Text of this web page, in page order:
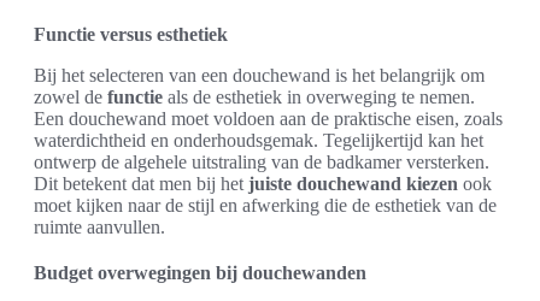
Functie versus esthetiek
Bij het selecteren van een douchewand is het belangrijk om
zowel de functie als de esthetiek in overweging te nemen.
Een douchewand moet voldoen aan de praktische eisen, zoals
waterdichtheid en onderhoudsgemak. Tegelijkertijd kan het
ontwerp de algehele uitstraling van de badkamer versterken.
Dit betekent dat men bij het juiste douchewand kiezen ook
moet kijken naar de stijl en afwerking die de esthetiek van de
ruimte aanvullen.
Budget overwegingen bij douchewanden